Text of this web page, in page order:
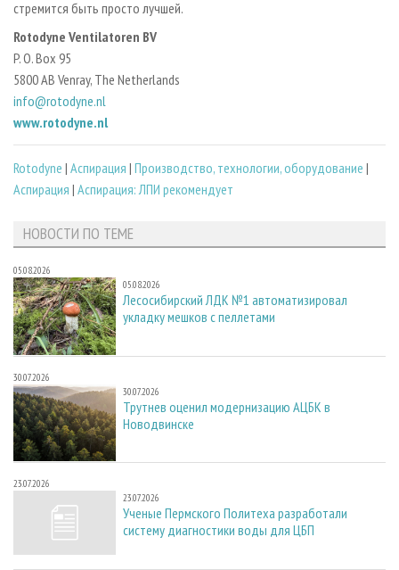
стремится быть просто лучшей.
Rotodyne Ventilatoren BV
P. O. Box 95
5800 AB Venray, The Netherlands
info@rotodyne.nl
www.rotodyne.nl
Rotodyne | Аспирация | Производство, технологии, оборудование |
Аспирация | Аспирация: ЛПИ рекомендует
НОВОСТИ ПО ТЕМЕ
05.08.2026
05.08.2026
Лесосибирский ЛДК №1 автоматизировал
укладку мешков с пеллетами
30.07.2026
30.07.2026
Трутнев оценил модернизацию АЦБК в
Новодвинске
23.07.2026
23.07.2026
Ученые Пермского Политеха разработали
систему диагностики воды для ЦБП